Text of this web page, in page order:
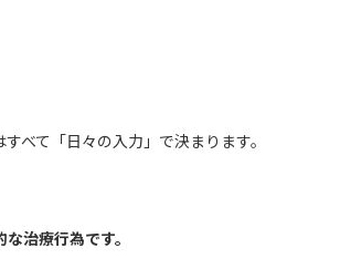
べて「日々の入力」で決まります。
治療行為です。